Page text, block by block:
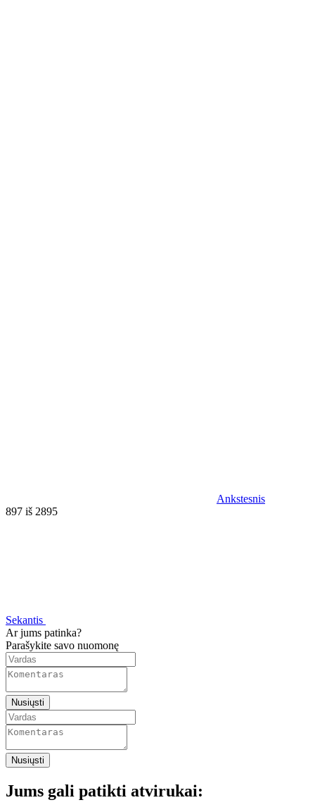
Ankstesnis
897 iš 2895
Sekantis
Ar jums patinka?
Parašykite savo nuomonę
Nusiųsti
Nusiųsti
Jums gali patikti atvirukai: